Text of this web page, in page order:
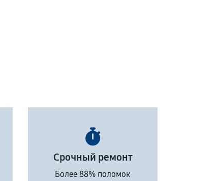
Срочный ремонт
Более 88% поломок